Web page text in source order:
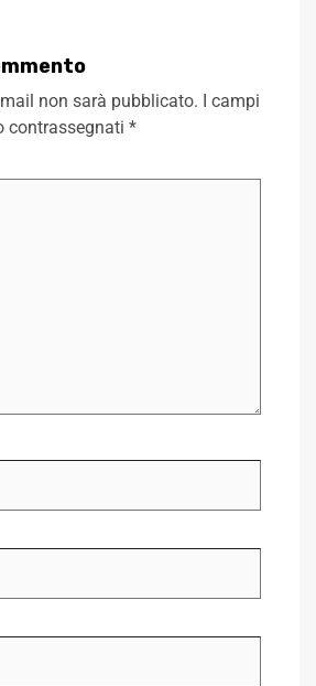
non sarà pubblicato. I campi
contrassegnati *